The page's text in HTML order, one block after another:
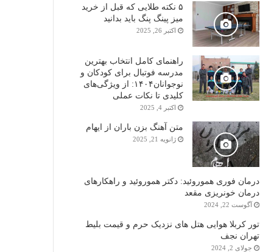
۵ نکته طلایی که قبل از خرید
میز پینگ پنگ باید بدانید
اکتبر 26, 2025
راهنمای کامل انتخاب بهترین
مدرسه فوتبال برای کودکان و
نوجوانان۱۴۰۴: از ویژگی‌های
کلیدی تا نکات عملی
اکتبر 4, 2025
متن آهنگ بزن باران از ایهام
ژانویه 21, 2025
درمان فوری هموروئید: دکتر هموروئید و راهکارهای
درمان خونریزی مقعد
آگوست 22, 2024
تور کربلا هوایی هتل های نزدیک حرم و قیمت بلیط
تهران نجف
جولای 2, 2024